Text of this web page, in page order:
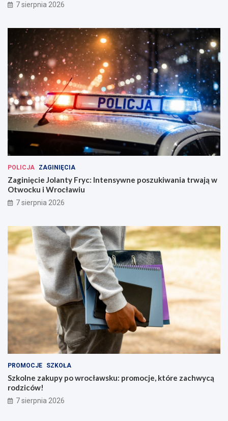
7 sierpnia 2026
POLICJA ZAGINIĘCIA
Zaginięcie Jolanty Fryc: Intensywne poszukiwania trwają w
Otwocku i Wrocławiu
7 sierpnia 2026
PROMOCJE SZKOŁA
Szkolne zakupy po wrocławsku: promocje, które zachwycą
rodziców!
7 sierpnia 2026